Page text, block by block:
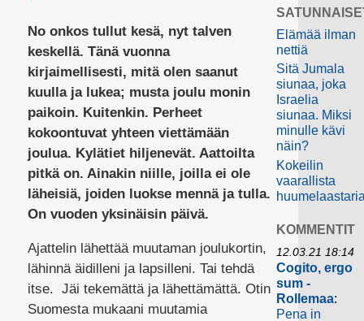
No onkos tullut kesä, nyt talven
keskellä. Tänä vuonna
kirjaimellisesti, mitä olen saanut
kuulla ja lukea; musta joulu monin
paikoin. Kuitenkin. Perheet
kokoontuvat yhteen viettämään
joulua. Kylätiet hiljenevät. Aattoilta
pitkä on. Ainakin niille, joilla ei ole
läheisiä, joiden luokse mennä ja tulla.
On vuoden yksinäisin päivä.
Ajattelin lähettää muutaman joulukortin,
lähinnä äidilleni ja lapsilleni. Tai tehdä
itse. Jäi tekemättä ja lähettämättä. Otin
Suomesta mukaani muutamia
Elämää ilman
nettiä
Sitä Jumala
siunaa, joka
Israelia
siunaa. Miksi
minulle kävi
näin?
Kokeilin
vaarallista
KOMMENTIT
12.03.21 18:14
Cogito, ergo
sum -
Rollemaa:
Pena in